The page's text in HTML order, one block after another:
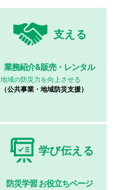
支える
業務紹介&販売・レンタル
地域の防災力を向上させる
（公共事業・地域防災支援）
学び伝える
防災学習お役立ちページ